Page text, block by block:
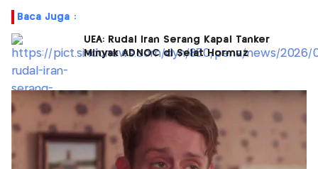
Baca Juga :
UEA: Rudal Iran Serang Kapal Tanker
Minyak ADNOC di Selat Hormuz